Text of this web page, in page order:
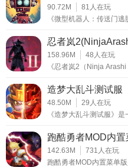
4. 角色解锁：通过完成特定
角色（如异形、终结者）及
5. 训练模式：自由练习连招
放与输入指令显示。
【真人快打x单机版玩法】
1. 基础操作：方向键控制移
2. 能量槽管理：攻击或受伤
Ray Moves）或强化特殊技
90.72M 81 人在玩
《微型机器人：传送门逃
忍者岚
158.96M 48 人在玩
《忍者岚2（Ninja Arashi
造梦大乱斗测试服
48.50M 29 人在玩
《造梦大乱斗测试服》是
跑酷勇者MOD内置
142.63M 731 人在玩
跑酷勇者MOD内置菜单版